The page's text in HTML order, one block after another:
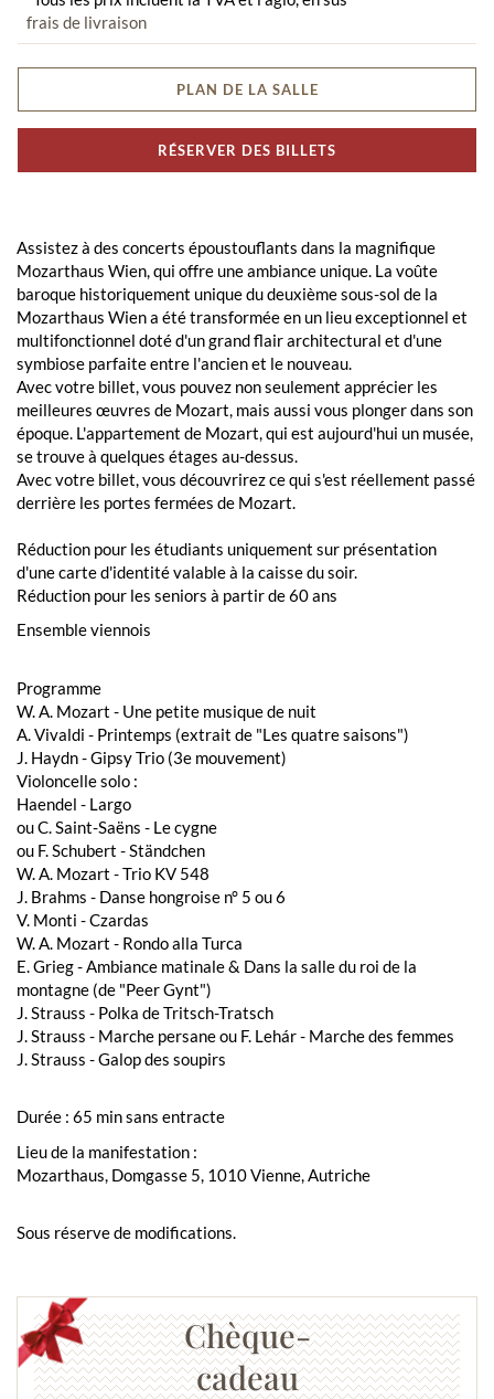
frais de livraison
PLAN DE LA SALLE
RÉSERVER DES BILLETS
Assistez à des concerts époustouflants dans la magnifique
Mozarthaus Wien, qui offre une ambiance unique. La voûte
baroque historiquement unique du deuxième sous-sol de la
Mozarthaus Wien a été transformée en un lieu exceptionnel et
multifonctionnel doté d'un grand flair architectural et d'une
symbiose parfaite entre l'ancien et le nouveau.
Avec votre billet, vous pouvez non seulement apprécier les
meilleures œuvres de Mozart, mais aussi vous plonger dans son
époque. L'appartement de Mozart, qui est aujourd'hui un musée,
se trouve à quelques étages au-dessus.
Avec votre billet, vous découvrirez ce qui s'est réellement passé
derrière les portes fermées de Mozart.
Réduction pour les étudiants uniquement sur présentation
d'une carte d'identité valable à la caisse du soir.
Réduction pour les seniors à partir de 60 ans
Ensemble viennois
Programme
W. A. Mozart - Une petite musique de nuit
A. Vivaldi - Printemps (extrait de "Les quatre saisons")
J. Haydn - Gipsy Trio (3e mouvement)
Violoncelle solo :
Haendel - Largo
ou C. Saint-Saëns - Le cygne
ou F. Schubert - Ständchen
W. A. Mozart - Trio KV 548
J. Brahms - Danse hongroise n° 5 ou 6
V. Monti - Czardas
W. A. Mozart - Rondo alla Turca
E. Grieg - Ambiance matinale & Dans la salle du roi de la
montagne (de "Peer Gynt")
J. Strauss - Polka de Tritsch-Tratsch
J. Strauss - Marche persane ou F. Lehár - Marche des femmes
J. Strauss - Galop des soupirs
Durée : 65 min sans entracte
Lieu de la manifestation :
Mozarthaus, Domgasse 5, 1010 Vienne, Autriche
Sous réserve de modifications.
Chèque-
cadeau